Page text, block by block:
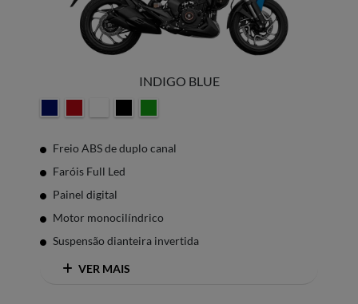
INDIGO BLUE
Freio ABS de duplo canal
Faróis Full Led
Painel digital
Motor monocilíndrico
Suspensão dianteira invertida
VER MAIS